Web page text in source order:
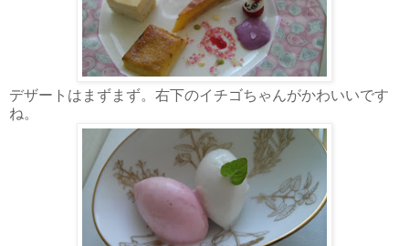
デザートはまずまず。右下のイチゴちゃんがかわいいです
ね。